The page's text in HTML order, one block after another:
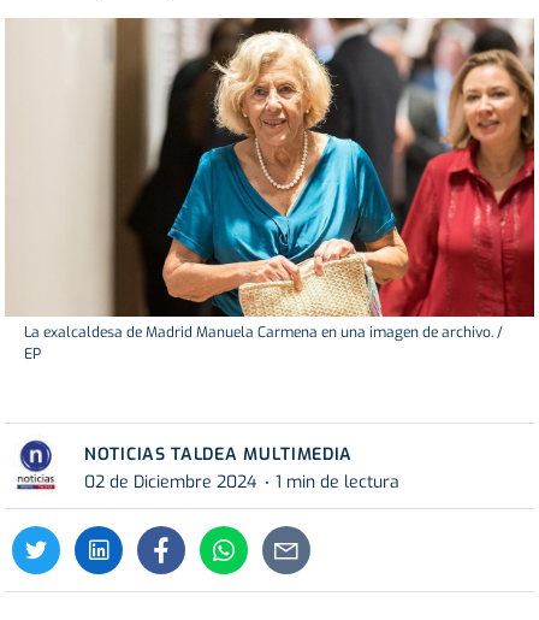
La exalcaldesa de Madrid Manuela Carmena en una imagen de archivo. /
EP
NOTICIAS TALDEA MULTIMEDIA
02 de Diciembre 2024
1 min de lectura